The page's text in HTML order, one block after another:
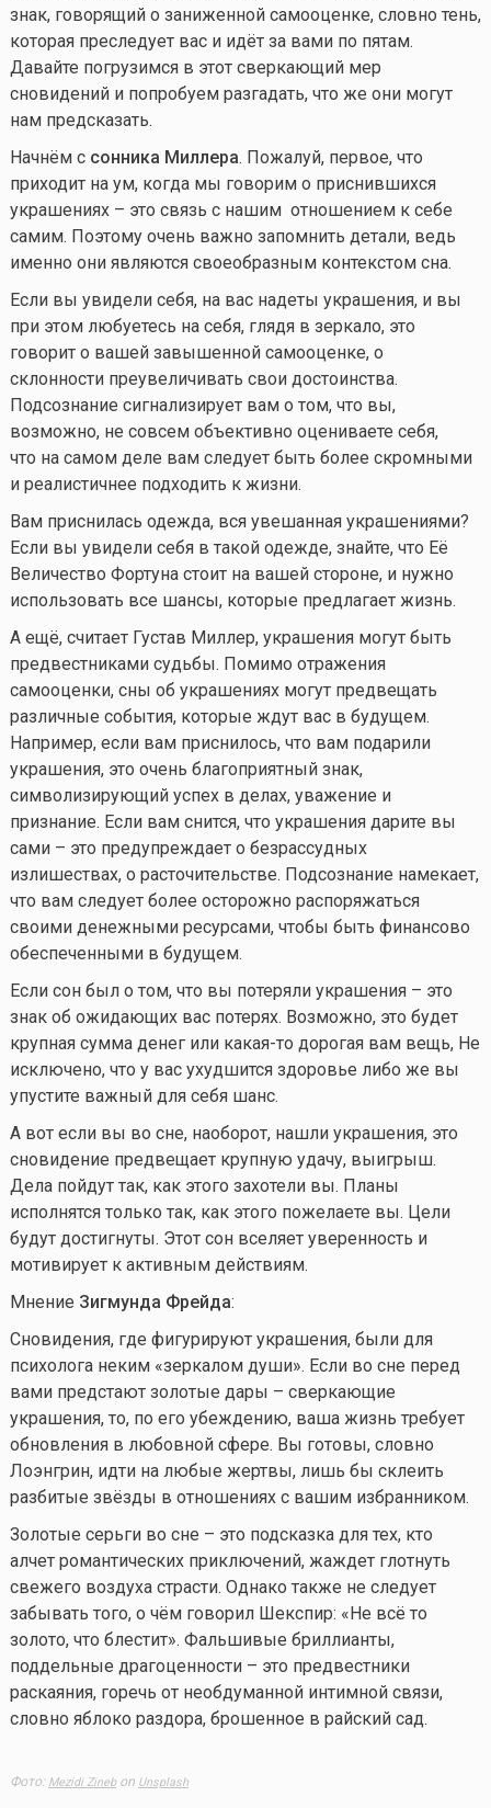
знак, говорящий о заниженной самооценке, словно тень,
которая преследует вас и идёт за вами по пятам.
Давайте погрузимся в этот сверкающий мер
сновидений и попробуем разгадать, что же они могут
нам предсказать.
Начнём с сонника Миллера. Пожалуй, первое, что
приходит на ум, когда мы говорим о приснившихся
украшениях – это связь с нашим отношением к себе
самим. Поэтому очень важно запомнить детали, ведь
именно они являются своеобразным контекстом сна.
Если вы увидели себя, на вас надеты украшения, и вы
при этом любуетесь на себя, глядя в зеркало, это
говорит о вашей завышенной самооценке, о
склонности преувеличивать свои достоинства.
Подсознание сигнализирует вам о том, что вы,
возможно, не совсем объективно оцениваете себя,
что на самом деле вам следует быть более скромными
и реалистичнее подходить к жизни.
Вам приснилась одежда, вся увешанная украшениями?
Если вы увидели себя в такой одежде, знайте, что Её
Величество Фортуна стоит на вашей стороне, и нужно
использовать все шансы, которые предлагает жизнь.
А ещё, считает Густав Миллер, украшения могут быть
предвестниками судьбы. Помимо отражения
самооценки, сны об украшениях могут предвещать
различные события, которые ждут вас в будущем.
Например, если вам приснилось, что вам подарили
украшения, это очень благоприятный знак,
символизирующий успех в делах, уважение и
признание. Если вам снится, что украшения дарите вы
сами – это предупреждает о безрассудных
излишествах, о расточительстве. Подсознание намекает,
что вам следует более осторожно распоряжаться
своими денежными ресурсами, чтобы быть финансово
обеспеченными в будущем.
Если сон был о том, что вы потеряли украшения – это
знак об ожидающих вас потерях. Возможно, это будет
крупная сумма денег или какая-то дорогая вам вещь, Не
исключено, что у вас ухудшится здоровье либо же вы
упустите важный для себя шанс.
А вот если вы во сне, наоборот, нашли украшения, это
сновидение предвещает крупную удачу, выигрыш.
Дела пойдут так, как этого захотели вы. Планы
исполнятся только так, как этого пожелаете вы. Цели
будут достигнуты. Этот сон вселяет уверенность и
мотивирует к активным действиям.
Мнение Зигмунда Фрейда:
Сновидения, где фигурируют украшения, были для
психолога неким «зеркалом души». Если во сне перед
вами предстают золотые дары – сверкающие
украшения, то, по его убеждению, ваша жизнь требует
обновления в любовной сфере. Вы готовы, словно
Лоэнгрин, идти на любые жертвы, лишь бы склеить
разбитые звёзды в отношениях с вашим избранником.
Золотые серьги во сне – это подсказка для тех, кто
алчет романтических приключений, жаждет глотнуть
свежего воздуха страсти. Однако также не следует
забывать того, о чём говорил Шекспир: «Не всё то
золото, что блестит». Фальшивые бриллианты,
поддельные драгоценности – это предвестники
раскаяния, горечь от необдуманной интимной связи,
словно яблоко раздора, брошенное в райский сад.
Фото: Mezidi Zinebon Unsplash